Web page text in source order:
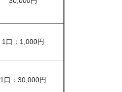
1口：1,000円
1口：30,000円